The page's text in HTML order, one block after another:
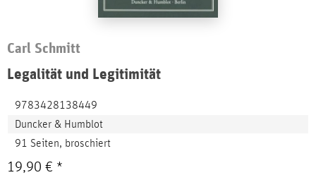
Carl Schmitt
Legalität und Legitimität
9783428138449
Duncker & Humblot
91 Seiten, broschiert
19,90 € *